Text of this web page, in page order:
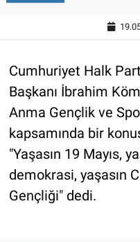
Cumhuriyet Halk
Başkanı İbrahim
Anma Gençlik ve
kapsamında bir
"Yaşasın 19 Mayıs,
demokrasi, yaşasın
Gençliği" dedi.